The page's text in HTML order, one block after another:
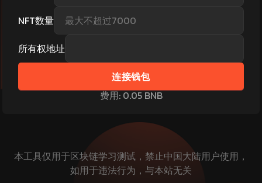
NFT数量
所有权地址
连接钱包
费用:0.05BNB
本工具仅用于区块链学习测试，禁止中国大陆用户使用，
如用于违法行为，与本站无关